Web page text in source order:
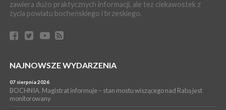
BRZESKO. Lepsze warunki dla strażaków z OSP Okocim!
06 sierpnia 2026
BORZĘCIN. Już w najbliższy weekend XIX Borzęckie Święto
PIELGRZYMKA 2026
Z BOCHNI NA JASNĄ GÓRĘ. Drugi dzień wędrówki [ZDJĘCIA]
WYDARZENIA
zawiera dużo praktycznych informacji, ale też ciekawostek z
życia powiatu bocheńskiego i brzeskiego.
NAJNOWSZE WYDARZENIA
07 sierpnia 2026
BOCHNIA. Magistrat informuje – stan mostu wiszącego nad Rabą jest
monitorowany